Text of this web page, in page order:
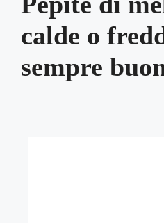
calde o
sempre